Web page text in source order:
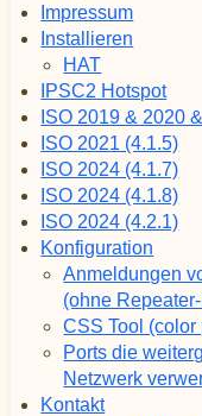
Impressum
Installieren
HAT
IPSC2 Hotspot
ISO 2019 & 2020
ISO 2021 (4.1.5)
ISO 2024 (4.1.7)
ISO 2024 (4.1.8)
ISO 2024 (4.2.1)
Konfiguration
Anmeldungen
(ohne
CSS Tool (color
Ports die
Netzwerk
Kontakt